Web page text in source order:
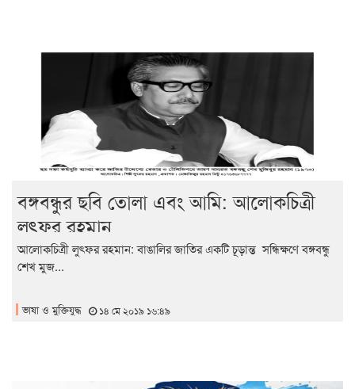
বঙ্গবন্ধুর ছবি তোলা এবং আমি: আলোকচিত্রী
লুৎফর রহমান
আলোকচিত্রী লুৎফর রহমান: বাঙালির জাতির একটি চূড়ান্ত সন্ধিক্ষণে বঙ্গবন্ধু
শেখ মুজ...
ভাষা ও মুক্তিযুদ্ধ ১৪ মে ২০১৯ ১৬:৪৯